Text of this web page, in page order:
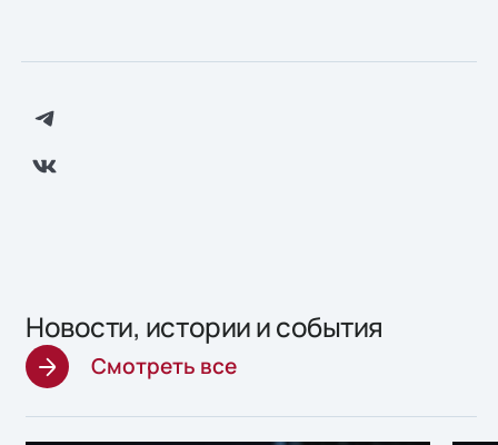
Новости, истории и события
Смотреть все